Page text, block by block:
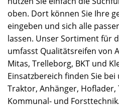
oben. Dort können Sie Ihre
eingeben und sich alle
lassen. Unser Sortiment für
umfasst Qualitätsreifen von
Mitas, Trelleborg, BKT und
Einsatzbereich finden Sie
Traktor, Anhänger, Hoflader,
Kommunal- und